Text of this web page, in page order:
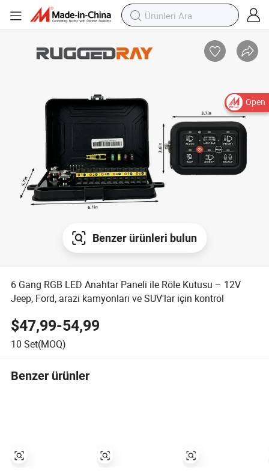
Open
Benzer ürünleri bulun
6 Gang RGB LED Anahtar Paneli ile Röle Kutusu – 12V
Jeep, Ford, arazi kamyonları ve SUV'lar için kontrol
$47,99-54,99
10 Set(MOQ)
Benzer ürünler